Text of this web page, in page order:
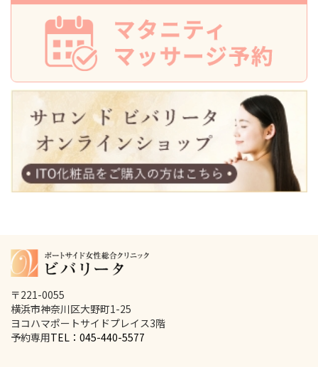
〒221-0055
横浜市神奈川区大野町1-25
ヨコハマポートサイドプレイス3階
予約専用TEL：045-440-5577